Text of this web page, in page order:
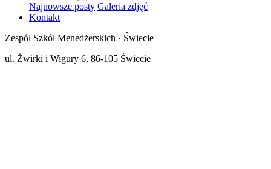
Najnowsze posty Galeria zdjęć
Kontakt
Zespół Szkół Menedżerskich · Świecie
ul. Żwirki i Wigury 6, 86-105 Świecie